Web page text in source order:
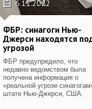
6.11.2022
ФБР: синагоги Нью-
Джерси находятся
угрозой
ФБР предупредило, что
недавно ведомством была
получена информация о
«реальной угрозе
штате Нью-Джерси, США.